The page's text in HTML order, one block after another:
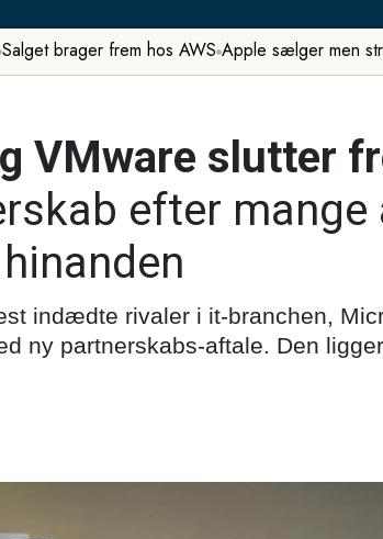
Salget brager frem hos AWS Apple sælger men
VMware slutter
efter
indædte rivaler i it-branchen,
ny partnerskabs-aftale. Den